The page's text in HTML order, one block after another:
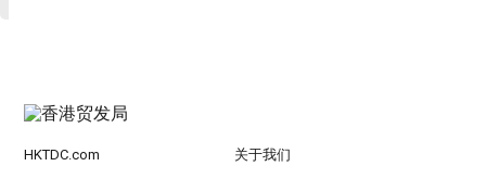
HKTDC.com 关于我们